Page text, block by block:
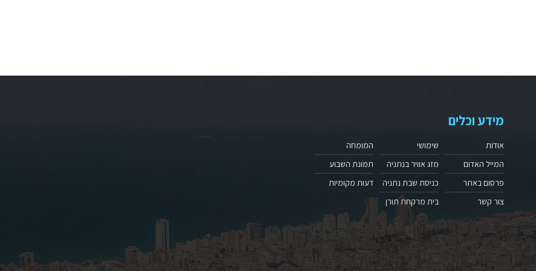
מידע וכלים
אודות
המייל האדום
פרסום באתר
צור קשר
שימושי
מזג אוויר בנתניה
כניסת שבת נתניה
בית מרקחת תורן
המומחה
תמונת השבוע
דעות מקומיות